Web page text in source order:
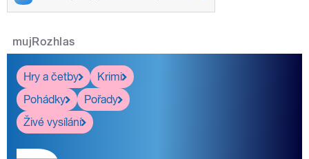
mujRozhlas
Hry a četby
Krimi
Pohádky
Pořady
Živé vysílání